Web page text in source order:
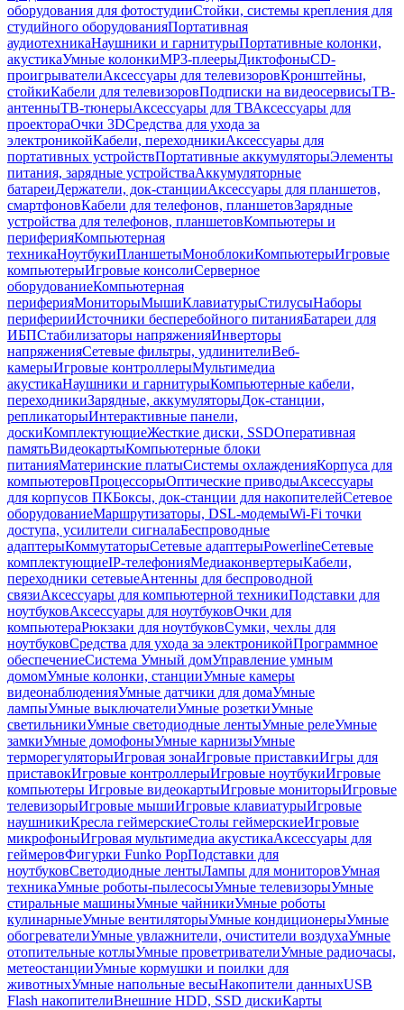
оборудования для фотостудииСтойки, системы крепления для
студийного оборудованияПортативная
аудиотехникаНаушники и гарнитурыПортативные колонки,
акустикаУмные колонкиMP3-плеерыДиктофоныCD-
проигрывателиАксессуары для телевизоровКронштейны,
стойкиКабели для телевизоровПодписки на видеосервисыТВ-
антенныТВ-тюнерыАксессуары для ТВАксессуары для
проектораОчки 3DСредства для ухода за
электроникойКабели, переходникиАксессуары для
портативных устройствПортативные аккумуляторыЭлементы
питания, зарядные устройстваАккумуляторные
батареиДержатели, док-станцииАксессуары для планшетов,
смартфоновКабели для телефонов, планшетовЗарядные
устройства для телефонов, планшетовКомпьютеры и
периферияКомпьютерная
техникаНоутбукиПланшетыМоноблокиКомпьютерыИгровые
компьютерыИгровые консолиСерверное
оборудованиеКомпьютерная
периферияМониторыМышиКлавиатурыСтилусыНаборы
периферииИсточники бесперебойного питанияБатареи для
ИБПСтабилизаторы напряженияИнверторы
напряженияСетевые фильтры, удлинителиВеб-
камерыИгровые контроллерыМультимедиа
акустикаНаушники и гарнитурыКомпьютерные кабели,
переходникиЗарядные, аккумуляторыДок-станции,
репликаторыИнтерактивные панели,
доскиКомплектующиеЖесткие диски, SSDОперативная
памятьВидеокартыКомпьютерные блоки
питанияМатеринские платыСистемы охлажденияКорпуса для
компьютеровПроцессорыОптические приводыАксессуары
для корпусов ПКБоксы, док-станции для накопителейСетевое
оборудованиеМаршрутизаторы, DSL-модемыWi-Fi точки
доступа, усилители сигналаБеспроводные
адаптерыКоммутаторыСетевые адаптерыPowerlineСетевые
комплектующиеIP-телефонияМедиаконвертерыКабели,
переходники сетевыеАнтенны для беспроводной
связиАксессуары для компьютерной техникиПодставки для
ноутбуковАксессуары для ноутбуковОчки для
компьютераРюкзаки для ноутбуковСумки, чехлы для
ноутбуковСредства для ухода за электроникойПрограммное
обеспечениеСистема Умный домУправление умным
домомУмные колонки, станцииУмные камеры
видеонаблюденияУмные датчики для домаУмные
лампыУмные выключателиУмные розеткиУмные
светильникиУмные светодиодные лентыУмные релеУмные
замкиУмные домофоныУмные карнизыУмные
терморегуляторыИгровая зонаИгровые приставкиИгры для
приставокИгровые контроллерыИгровые ноутбукиИгровые
компьютеры Игровые видеокартыИгровые мониторыИгровые
телевизорыИгровые мышиИгровые клавиатурыИгровые
наушникиКресла геймерскиеСтолы геймерскиеИгровые
микрофоныИгровая мультимедиа акустикаАксессуары для
геймеровФигурки Funko PopПодставки для
ноутбуковСветодиодные лентыЛампы для мониторовУмная
техникаУмные роботы-пылесосыУмные телевизорыУмные
стиральные машиныУмные чайникиУмные роботы
кулинарныеУмные вентиляторыУмные кондиционерыУмные
обогревателиУмные увлажнители, очистители воздухаУмные
отопительные котлыУмные проветривателиУмные радиочасы,
метеостанцииУмные кормушки и поилки для
животныхУмные напольные весыНакопители данныхUSB
Flash накопителиВнешние HDD, SSD дискиКарты